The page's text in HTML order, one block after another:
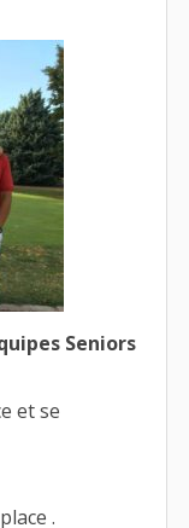
Seniors
et se
.